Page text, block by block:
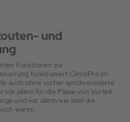
und
Funktionen zur
funktioniert ClimbPro im
auch ohne vorher synchronisierte
vor allem für die Pässe von Vorteil,
und vor allem wie steil die
waren.